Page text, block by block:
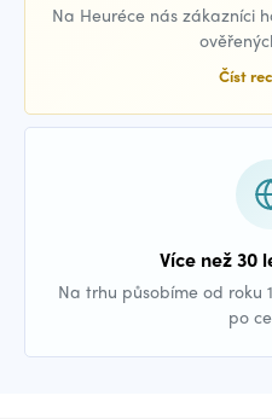
Na Heuréce nás zákazníci
Číst
Více než 30
Na trhu působíme od
po